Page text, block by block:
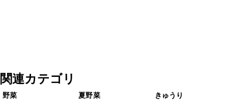
関連カテゴリ
野菜 夏野菜 きゅうり